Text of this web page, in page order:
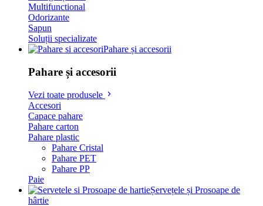
Multifunctional
Odorizante
Sapun
Soluții specializate
Pahare și accesorii
Pahare și accesorii
Vezi toate produsele
Accesori
Capace pahare
Pahare carton
Pahare plastic
Pahare Cristal
Pahare PET
Pahare PP
Paie
Șervețele și Prosoape de
hârtie